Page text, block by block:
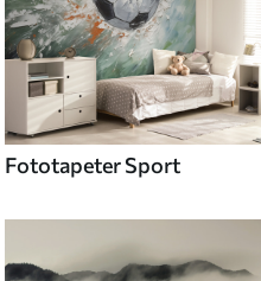
Fototapeter Sport